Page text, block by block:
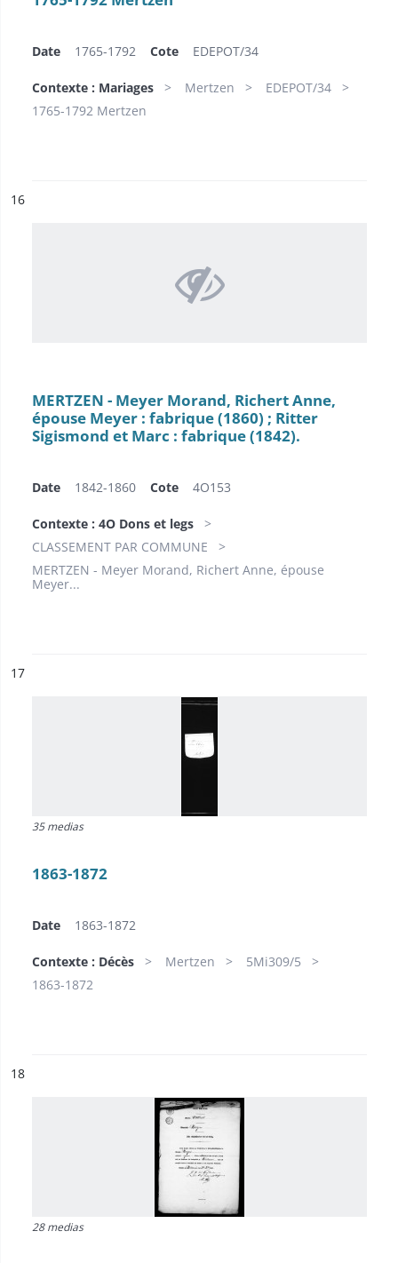
Date 1765-1792 Cote EDEPOT/34
Contexte : Mariages Mertzen
EDEPOT/34
1765-1792 Mertzen
n°
16
MERTZEN - Meyer Morand, Richert Anne,
épouse Meyer : fabrique (1860) ; Ritter
Sigismond et Marc : fabrique (1842).
Date 1842-1860 Cote 4O153
Contexte : 4O Dons et legs
CLASSEMENT PAR COMMUNE
MERTZEN - Meyer Morand, Richert Anne, épouse
Meyer...
n°
17
35 medias
1863-1872
Date 1863-1872
Contexte : Décès Mertzen
5Mi309/5
1863-1872
n°
18
28 medias